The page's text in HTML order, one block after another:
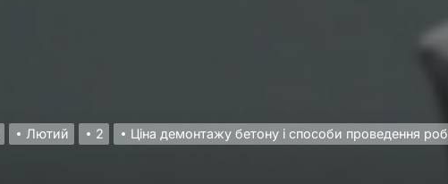
Чохли для iPad Air 13″ M2 (2024) – найкращий вибір
Літні шини – особливості та типи протекторних
Apple Watch у фітнес-залі: які ремінці найкраще
Фактори, що впливають на вартість різання бетону
Лютий 2 Ціна демонтажу бетону і способи проведення